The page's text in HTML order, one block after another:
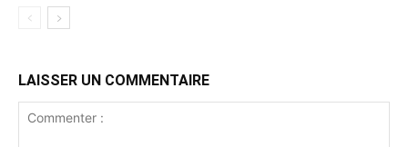
LAISSER UN COMMENTAIRE